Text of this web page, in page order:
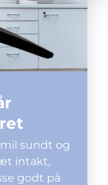
sundt og
intakt,
godt på